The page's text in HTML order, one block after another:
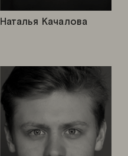
Наталья Качалова